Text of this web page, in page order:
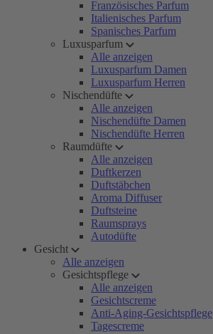
Französisches Parfum
Italienisches Parfum
Spanisches Parfum
Luxusparfum
Alle anzeigen
Luxusparfum Damen
Luxusparfum Herren
Nischendüfte
Alle anzeigen
Nischendüfte Damen
Nischendüfte Herren
Raumdüfte
Alle anzeigen
Duftkerzen
Duftstäbchen
Aroma Diffuser
Duftsteine
Raumsprays
Autodüfte
Gesicht
Alle anzeigen
Gesichtspflege
Alle anzeigen
Gesichtscreme
Anti-Aging-Gesichtspflege
Tagescreme